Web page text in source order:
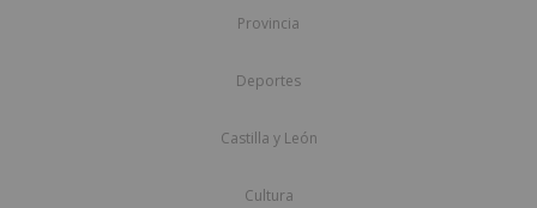
Provincia
Deportes
Castilla y León
Cultura